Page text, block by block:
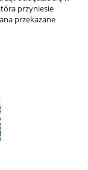
przyniesie
przekazane